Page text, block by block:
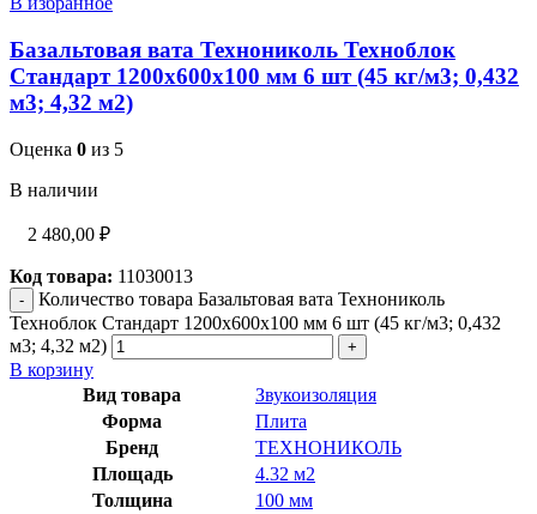
Базальтовая вата Технониколь Техноблок
Стандарт 1200х600х100 мм 6 шт (45 кг/м3; 0,432
м3; 4,32 м2)
Оценка 0 из 5
В наличии
2 480,00 ₽
Код товара: 11030013
Количество товара Базальтовая вата Технониколь
Техноблок Стандарт 1200х600х100 мм 6 шт (45 кг/м3; 0,432
м3; 4,32 м2)
В корзину
Вид товара
Звукоизоляция
Форма
Плита
Бренд
ТЕХНОНИКОЛЬ
Площадь
4.32 м2
Толщина
100 мм